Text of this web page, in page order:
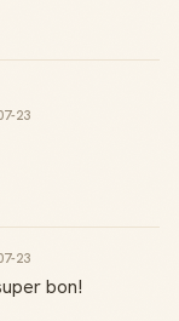
23
23
bon!